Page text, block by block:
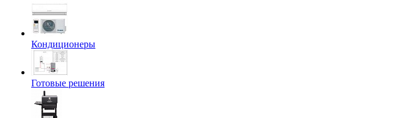
Кондиционеры
Готовые решения